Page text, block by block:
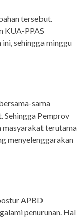
tersebut.
KUA-PPAS
sehingga minggu
sama
Sehingga Pemprov
masyarakat terutama
menyelenggarakan
APBD
penurunan. Hal